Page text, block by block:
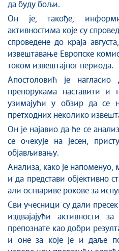
да буду бољи.
Он је, такође,
активностима које су
спроведене до краја
извештавање Европске
током извештајног периода.
Апостоловић је
препорукама наставити и
узимајући у обзир да се
претходних неколико
Он је најавио да ће се
се очекује на јесен,
објављивању.
Анализа, како је напоменуо,
и да представи објективно
али оствариве рокове за
Сви учесници су дали
издвајајући активности
препознате као добри
и оне за које је и даље